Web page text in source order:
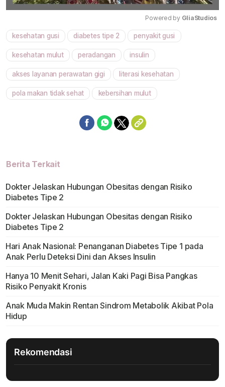
Powered by GliaStudios
kesehatan gusi diabetes tipe 2 penyakit gusi
kesehatan mulut peradangan insulin
akses layanan perawatan gigi literasi kesehatan
pola makan tidak sehat kebersihan mulut
Berita Terkait
Dokter Jelaskan Hubungan Obesitas dengan Risiko
Diabetes Tipe 2
Dokter Jelaskan Hubungan Obesitas dengan Risiko
Diabetes Tipe 2
Hari Anak Nasional: Penanganan Diabetes Tipe 1 pada
Anak Perlu Deteksi Dini dan Akses Insulin
Hanya 10 Menit Sehari, Jalan Kaki Pagi Bisa Pangkas
Risiko Penyakit Kronis
Anak Muda Makin Rentan Sindrom Metabolik Akibat Pola
Hidup
Rekomendasi